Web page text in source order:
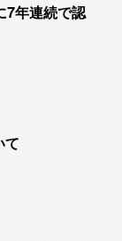
7年連続で認
て